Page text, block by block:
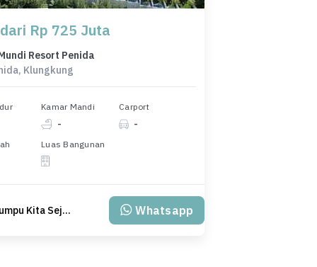
Rp 725 Juta
Resort Penida
Klungkung
Kamar Mandi
-
Carport
-
Luas Bangunan
PT Klumpu Kita Sejahtera Whatsapp